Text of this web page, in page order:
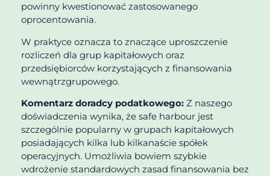
powinny kwestionować zastosowanego
oprocentowania.
W praktyce oznacza to znaczące uproszczenie
rozliczeń dla grup kapitałowych oraz
przedsiębiorców korzystających z finansowania
wewnątrzgrupowego.
Komentarz doradcy podatkowego: Z naszego
doświadczenia wynika, że safe harbour jest
szczególnie popularny w grupach kapitałowych
posiadających kilka lub kilkanaście spółek
operacyjnych. Umożliwia bowiem szybkie
wdrożenie standardowych zasad finansowania bez